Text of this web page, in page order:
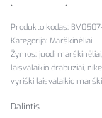
Kategorija: Marškinėliai
Žymos: juodi marškinėliai,
laisvalaikio drabuziai,
vyriški laisvalaikio
Dalintis